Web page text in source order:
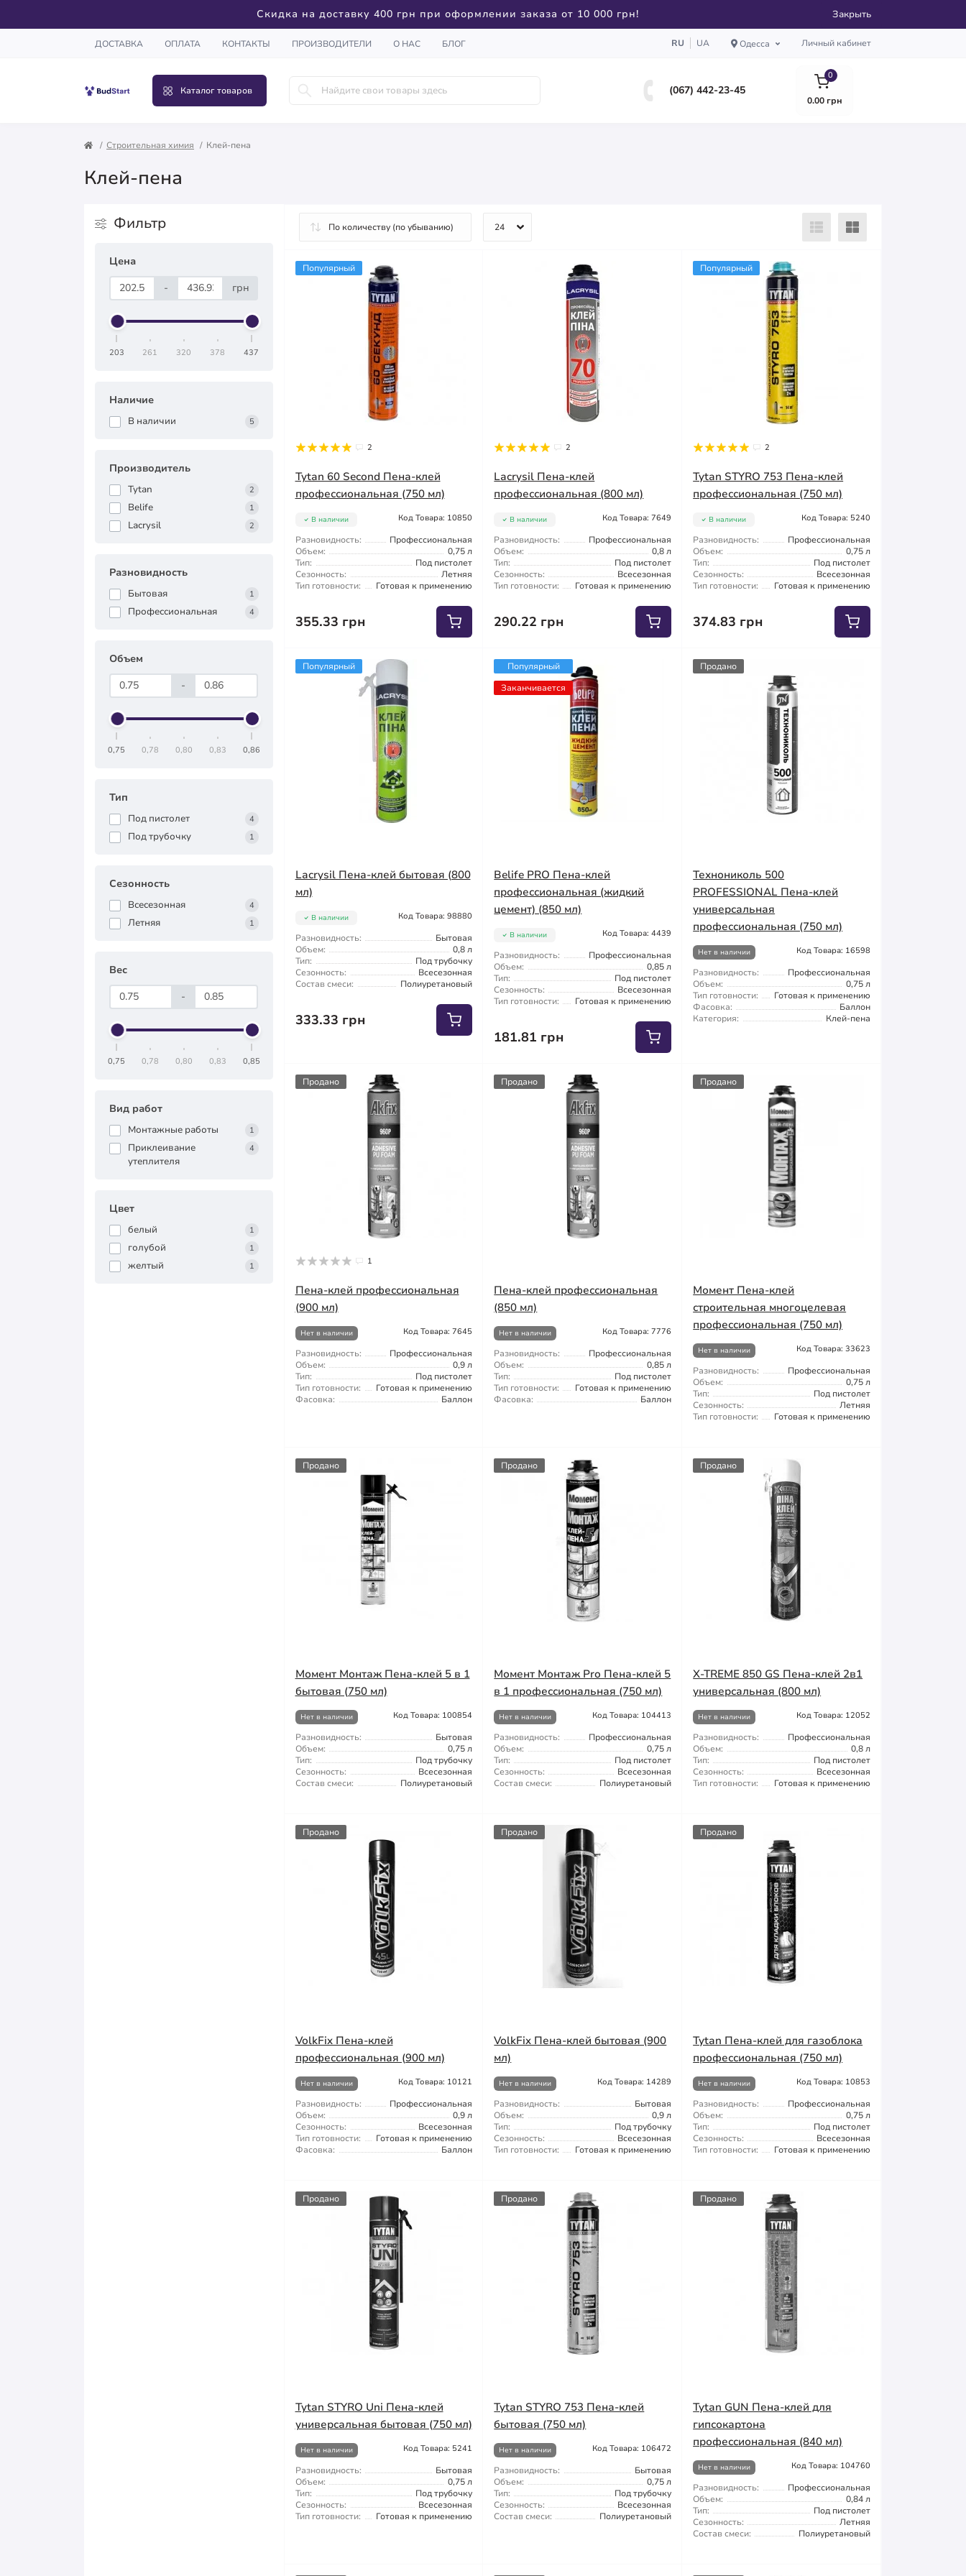
Скидка на доставку 400 грн при оформлении заказа от 10 000 грн! Закрыть
ДОСТАВКА ОПЛАТА КОНТАКТЫ ПРОИЗВОДИТЕЛИ О НАС БЛОГ RU UA Одесса Личный кабинет
Каталог товаров (067) 442-23-45
0
0.00 грн
Строительная химия Клей-пена
Клей-пена
Фильтр
Цена
-
грн
203 261 320 378 437
Наличие
В наличии 5
Производитель
Tytan 2
Belife 1
Lacrysil 2
Разновидность
Бытовая 1
Профессиональная 4
Объем
-
0,75 0,78 0,80 0,83 0,86
Тип
Под пистолет 4
Под трубочку 1
Сезонность
Всесезонная 4
Летняя 1
Вес
-
0,75 0,78 0,80 0,83 0,85
Вид работ
Монтажные работы 1
Приклеивание
утеплителя
4
Цвет
белый 1
голубой 1
желтый 1
Популярный
2
Tytan 60 Second Пена-клей
профессиональная (750 мл)
В наличии Код Товара: 10850
Разновидность:
Профессиональная
Объем:
0,75 л
Тип:
Под пистолет
Сезонность:
Летняя
Тип готовности:
Готовая к применению
355.33 грн
2
Lacrysil Пена-клей
профессиональная (800 мл)
В наличии Код Товара: 7649
Разновидность:
Профессиональная
Объем:
0,8 л
Тип:
Под пистолет
Сезонность:
Всесезонная
Тип готовности:
Готовая к применению
290.22 грн
Популярный
2
Tytan STYRO 753 Пена-клей
профессиональная (750 мл)
В наличии Код Товара: 5240
Разновидность:
Профессиональная
Объем:
0,75 л
Тип:
Под пистолет
Сезонность:
Всесезонная
Тип готовности:
Готовая к применению
374.83 грн
Популярный
Lacrysil Пена-клей бытовая (800
мл)
В наличии Код Товара: 98880
Разновидность:
Бытовая
Объем:
0,8 л
Тип:
Под трубочку
Сезонность:
Всесезонная
Состав смеси:
Полиуретановый
333.33 грн
Популярный
Заканчивается
Belife PRO Пена-клей
профессиональная (жидкий
цемент) (850 мл)
В наличии Код Товара: 4439
Разновидность:
Профессиональная
Объем:
0,85 л
Тип:
Под пистолет
Сезонность:
Всесезонная
Тип готовности:
Готовая к применению
181.81 грн
Продано
Технониколь 500
PROFESSIONAL Пена-клей
универсальная
профессиональная (750 мл)
Нет в наличии Код Товара: 16598
Разновидность:
Профессиональная
Объем:
0,75 л
Тип готовности:
Готовая к применению
Фасовка:
Баллон
Категория:
Клей-пена
Продано
1
Пена-клей профессиональная
(900 мл)
Нет в наличии Код Товара: 7645
Разновидность:
Профессиональная
Объем:
0,9 л
Тип:
Под пистолет
Тип готовности:
Готовая к применению
Фасовка:
Баллон
Продано
Пена-клей профессиональная
(850 мл)
Нет в наличии Код Товара: 7776
Разновидность:
Профессиональная
Объем:
0,85 л
Тип:
Под пистолет
Тип готовности:
Готовая к применению
Фасовка:
Баллон
Продано
Момент Пена-клей
строительная многоцелевая
профессиональная (750 мл)
Нет в наличии Код Товара: 33623
Разновидность:
Профессиональная
Объем:
0,75 л
Тип:
Под пистолет
Сезонность:
Летняя
Тип готовности:
Готовая к применению
Продано
Момент Монтаж Пена-клей 5 в 1
бытовая (750 мл)
Нет в наличии Код Товара: 100854
Разновидность:
Бытовая
Объем:
0,75 л
Тип:
Под трубочку
Сезонность:
Всесезонная
Состав смеси:
Полиуретановый
Продано
Момент Монтаж Pro Пена-клей 5
в 1 профессиональная (750 мл)
Нет в наличии Код Товара: 104413
Разновидность:
Профессиональная
Объем:
0,75 л
Тип:
Под пистолет
Сезонность:
Всесезонная
Состав смеси:
Полиуретановый
Продано
X-TREME 850 GS Пена-клей 2в1
универсальная (800 мл)
Нет в наличии Код Товара: 12052
Разновидность:
Профессиональная
Объем:
0,8 л
Тип:
Под пистолет
Сезонность:
Всесезонная
Тип готовности:
Готовая к применению
Продано
VolkFix Пена-клей
профессиональная (900 мл)
Нет в наличии Код Товара: 10121
Разновидность:
Профессиональная
Объем:
0,9 л
Сезонность:
Всесезонная
Тип готовности:
Готовая к применению
Фасовка:
Баллон
Продано
VolkFix Пена-клей бытовая (900
мл)
Нет в наличии Код Товара: 14289
Разновидность:
Бытовая
Объем:
0,9 л
Тип:
Под трубочку
Сезонность:
Всесезонная
Тип готовности:
Готовая к применению
Продано
Tytan Пена-клей для газоблока
профессиональная (750 мл)
Нет в наличии Код Товара: 10853
Разновидность:
Профессиональная
Объем:
0,75 л
Тип:
Под пистолет
Сезонность:
Всесезонная
Тип готовности:
Готовая к применению
Продано
Tytan STYRO Uni Пена-клей
универсальная бытовая (750 мл)
Нет в наличии Код Товара: 5241
Разновидность:
Бытовая
Объем:
0,75 л
Тип:
Под трубочку
Сезонность:
Всесезонная
Тип готовности:
Готовая к применению
Продано
Tytan STYRO 753 Пена-клей
бытовая (750 мл)
Нет в наличии Код Товара: 106472
Разновидность:
Бытовая
Объем:
0,75 л
Тип:
Под трубочку
Сезонность:
Всесезонная
Состав смеси:
Полиуретановый
Продано
Tytan GUN Пена-клей для
гипсокартона
профессиональная (840 мл)
Нет в наличии Код Товара: 104760
Разновидность:
Профессиональная
Объем:
0,84 л
Тип:
Под пистолет
Сезонность:
Летняя
Состав смеси:
Полиуретановый